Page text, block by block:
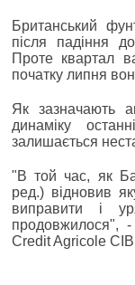
Британський
після падіння
Проте квартал
початку липня
Як зазначають
динаміку
залишається
"В той час, як
ред.) відновив
виправити і
продовжилося", -
Credit Agricole